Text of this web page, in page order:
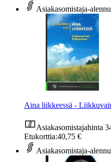
Asiakasomistaja-
Aina liikkeessä -
Asiakasomistajahinta
Etukorttia:40,75 €
Asiakasomistaja-